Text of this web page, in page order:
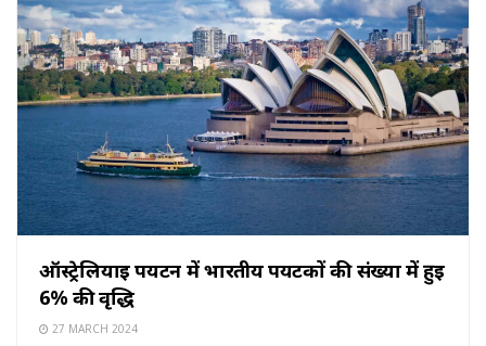
ऑस्ट्रेलियाई पर्यटन में भारतीय पर्यटकों की संख्या में हुई
6% की वृद्धि
27 MARCH 2024